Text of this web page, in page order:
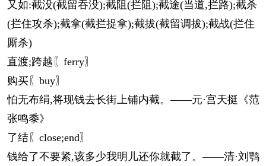
又如:截没(截留吞没);截阻(拦阻);截途(当道,拦路);截杀
(拦住攻杀);截拿(截拦捉拿);截拔(截留调拔);截战(拦住
厮杀)
直渡;跨越〖ferry〗
购买〖buy〗
怕无布绢,将现钱去长街上铺内截。——元·宫天挺《范
张鸣黍》
了结〖close;end〗
钱给了不要紧,该多少我明儿还你就截了。——清·刘鹗